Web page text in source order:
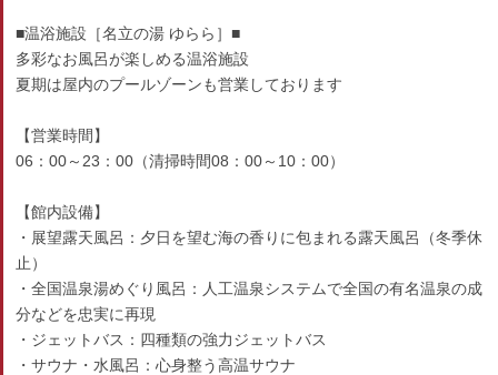
■温浴施設［名立の湯 ゆらら］■
多彩なお風呂が楽しめる温浴施設
夏期は屋内のプールゾーンも営業しております
【営業時間】
06：00～23：00（清掃時間08：00～10：00）
【館内設備】
・展望露天風呂：夕日を望む海の香りに包まれる露天風呂（冬季休
止）
・全国温泉湯めぐり風呂：人工温泉システムで全国の有名温泉の成
分などを忠実に再現
・ジェットバス：四種類の強力ジェットバス
・サウナ・水風呂：心身整う高温サウナ